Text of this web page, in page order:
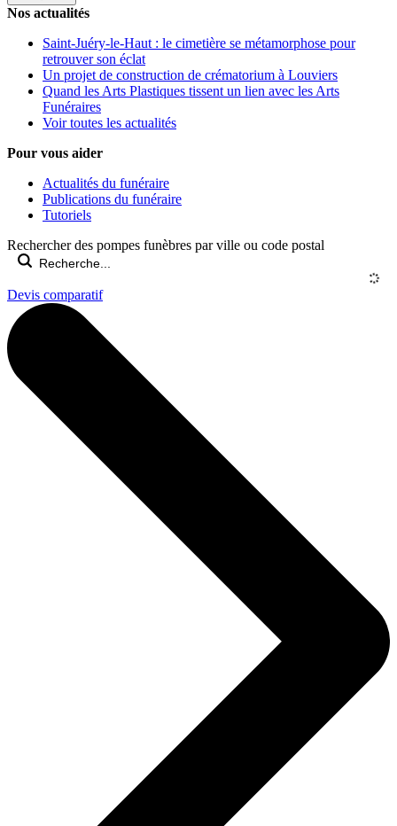
Nos actualités
Saint-Juéry-le-Haut : le cimetière se métamorphose pour
retrouver son éclat
Un projet de construction de crématorium à Louviers
Quand les Arts Plastiques tissent un lien avec les Arts
Funéraires
Voir toutes les actualités
Pour vous aider
Actualités du funéraire
Publications du funéraire
Tutoriels
Rechercher des pompes funèbres par ville ou code postal
Devis comparatif